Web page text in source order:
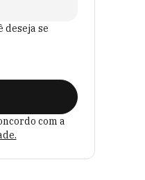
deseja se
com a